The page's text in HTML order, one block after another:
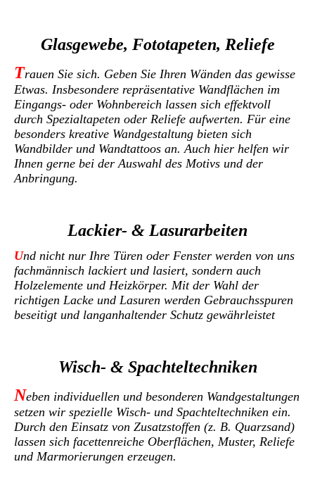
Glasgewebe, Fototapeten, Reliefe
Trauen Sie sich. Geben Sie Ihren Wänden das gewisse
Etwas. Insbesondere repräsentative Wandflächen im
Eingangs- oder Wohnbereich lassen sich effektvoll
durch Spezialtapeten oder Reliefe aufwerten. Für eine
besonders kreative Wandgestaltung bieten sich
Wandbilder und Wandtattoos an. Auch hier helfen wir
Ihnen gerne bei der Auswahl des Motivs und der
Anbringung.
Lackier- & Lasurarbeiten
Und nicht nur Ihre Türen oder Fenster werden von uns
fachmännisch lackiert und lasiert, sondern auch
Holzelemente und Heizkörper. Mit der Wahl der
richtigen Lacke und Lasuren werden Gebrauchsspuren
beseitigt und langanhaltender Schutz gewährleistet
Wisch- & Spachteltechniken
Neben individuellen und besonderen Wandgestaltungen
setzen wir spezielle Wisch- und Spachteltechniken ein.
Durch den Einsatz von Zusatzstoffen (z. B. Quarzsand)
lassen sich facettenreiche Oberflächen, Muster, Reliefe
und Marmorierungen erzeugen.